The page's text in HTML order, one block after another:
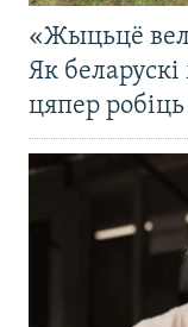
«Жыцьцё
Як беларускі
цяпер